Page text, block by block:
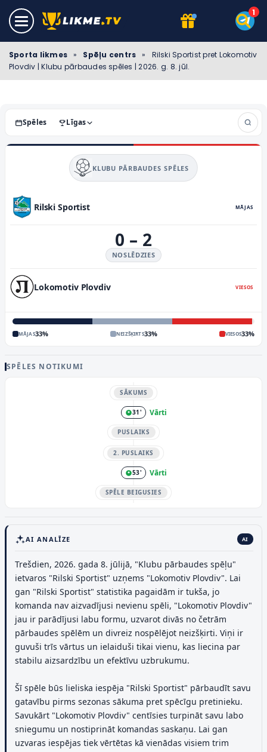
Sporta likmes » Spēļu centrs »
Rilski Sportist pret Lokomotiv
Plovdiv | Klubu pārbaudes spēles | 2026. g. 8. jūl.
Spēles Līgas
KLUBU PĀRBAUDES SPĒLES
Rilski Sportist MĀJAS
0 – 2
NOSLĒDZIES
Lokomotiv Plovdiv VIESOS
MĀJAS33% NEIZŠĶIRTS33% VIESOS33%
SPĒLES NOTIKUMI
SĀKUMS
31' Vārti
PUSLAIKS
2. PUSLAIKS
53' Vārti
SPĒLE BEIGUSIES
AI ANALĪZE AI
Trešdien, 2026. gada 8. jūlijā, "Klubu pārbaudes spēļu"
ietvaros "Rilski Sportist" uzņems "Lokomotiv Plovdiv". Lai
gan "Rilski Sportist" statistika pagaidām ir tukša, jo
komanda nav aizvadījusi nevienu spēli, "Lokomotiv Plovdiv"
jau ir parādījusi labu formu, uzvarot divās no četrām
pārbaudes spēlēm un divreiz nospēlējot neizšķirti. Viņi ir
guvuši trīs vārtus un ielaiduši tikai vienu, kas liecina par
stabilu aizsardzību un efektīvu uzbrukumu.
Šī spēle būs lieliska iespēja "Rilski Sportist" pārbaudīt savu
gatavību pirms sezonas sākuma pret spēcīgu pretinieku.
Savukārt "Lokomotiv Plovdiv" centīsies turpināt savu labo
sniegumu un nostiprināt komandas saskaņu. Lai gan
uzvaras iespējas tiek vērtētas kā vienādas visiem trim